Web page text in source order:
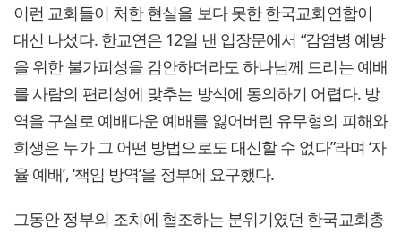
이런 교회들이 처한 현실을 보다 못한 한국교회연합이
대신 나섰다. 한교연은 12일 낸 입장문에서 “감염병 예방
을 위한 불가피성을 감안하더라도 하나님께 드리는 예배
를 사람의 편리성에 맞추는 방식에 동의하기 어렵다. 방
역을 구실로 예배다운 예배를 잃어버린 유무형의 피해와
희생은 누가 그 어떤 방법으로도 대신할 수 없다”라며 ‘자
율 예배’, ‘책임 방역’을 정부에 요구했다.
그동안 정부의 조치에 협조하는 분위기였던 한국교회총